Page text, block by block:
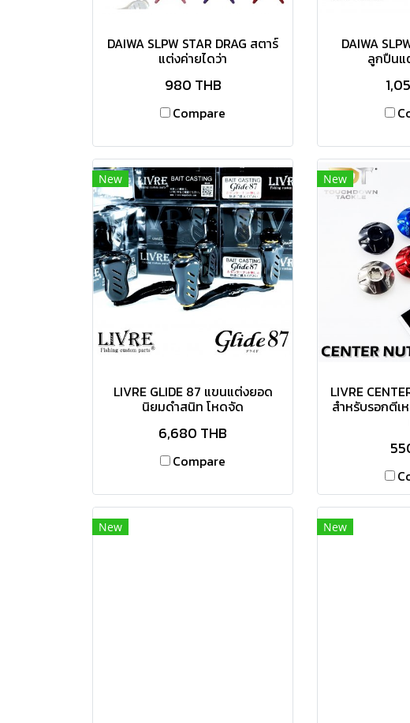
DAIWA SLPW STAR DRAG สตาร์
แต่งค่ายไดว่า
980 THB
Compare
DAIWA
ลูกปืนแ
New
LIVRE GLIDE 87 แขนแต่งยอด
นิยมดำสนิท โหดจัด
6,680 THB
Compare
New
LIVRE
สำหรับรอกตีเ
New New